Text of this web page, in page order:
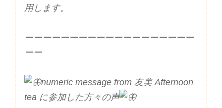
用します。
ーーーーーーーーーーーーーーーーーーー
ーー
numeric message from 友美 Afternoon
tea に参加した方々の声